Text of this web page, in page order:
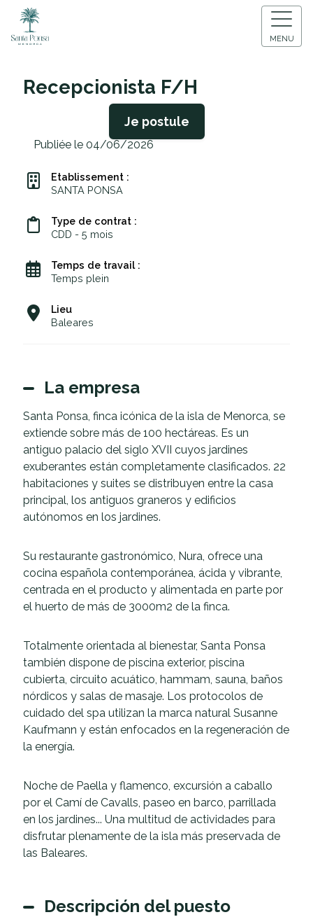
MENU
Recepcionista F/H
Je postule
Publiée le 04/06/2026
Etablissement :
SANTA PONSA
Type de contrat :
CDD - 5 mois
Temps de travail :
Temps plein
Lieu
Baleares
La empresa
Santa Ponsa, finca icónica de la isla de Menorca, se
extiende sobre más de 100 hectáreas. Es un
antiguo palacio del siglo XVII cuyos jardines
exuberantes están completamente clasificados. 22
habitaciones y suites se distribuyen entre la casa
principal, los antiguos graneros y edificios
autónomos en los jardines.
Su restaurante gastronómico, Nura, ofrece una
cocina española contemporánea, ácida y vibrante,
centrada en el producto y alimentada en parte por
el huerto de más de 3000m2 de la finca.
Totalmente orientada al bienestar, Santa Ponsa
también dispone de piscina exterior, piscina
cubierta, circuito acuático, hammam, sauna, baños
nórdicos y salas de masaje. Los protocolos de
cuidado del spa utilizan la marca natural Susanne
Kaufmann y están enfocados en la regeneración de
la energía.
Noche de Paella y flamenco, excursión a caballo
por el Camí de Cavalls, paseo en barco, parrillada
en los jardines... Una multitud de actividades para
disfrutar plenamente de la isla más preservada de
las Baleares.
Descripción del puesto